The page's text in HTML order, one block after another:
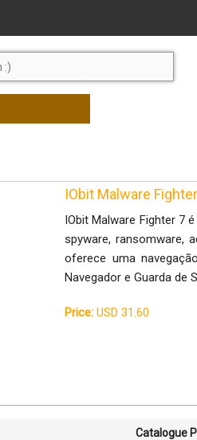
IObit Malware
IObit Malware Fighter 7
spyware, ransomware,
oferece uma
Navegador e Guarda de
Price: USD 31.60
Catalogue